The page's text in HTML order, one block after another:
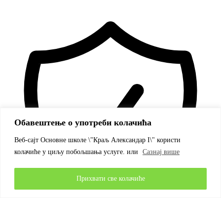
Обавештење о употреби колачића
Веб-сајт Основне школе \"Краљ Александар I\" користи
колачиће у циљу побољшања услуге. или
Сазнај више
Прихвати све колачиће